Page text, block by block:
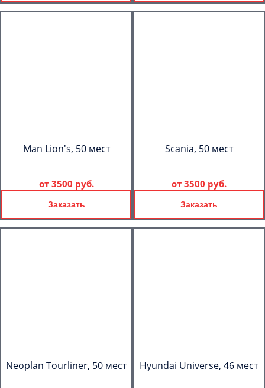
Man Lion's, 50 мест
от 3500 руб.
Заказать
Scania, 50 мест
от 3500 руб.
Заказать
Neoplan Tourliner, 50 мест Hyundai Universe, 46 мест